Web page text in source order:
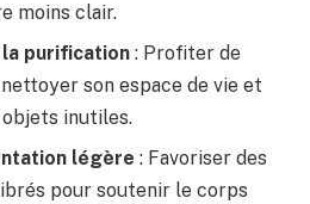
moins clair.
purification : Profiter de
son espace de vie et
inutiles.
légère : Favoriser des
pour soutenir le corps